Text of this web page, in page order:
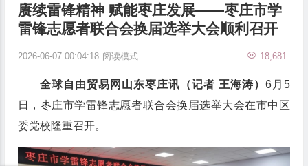
赓续雷锋精神 赋能枣庄发展——枣庄市学
雷锋志愿者联合会换届选举大会顺利召开
2026-06-07 00:04:18 18,681
阅读模式
全球自由贸易网山东枣庄讯（记者 王海涛） 6月5
日，枣庄市学雷锋志愿者联合会换届选举大会在市中区
委党校隆重召开。